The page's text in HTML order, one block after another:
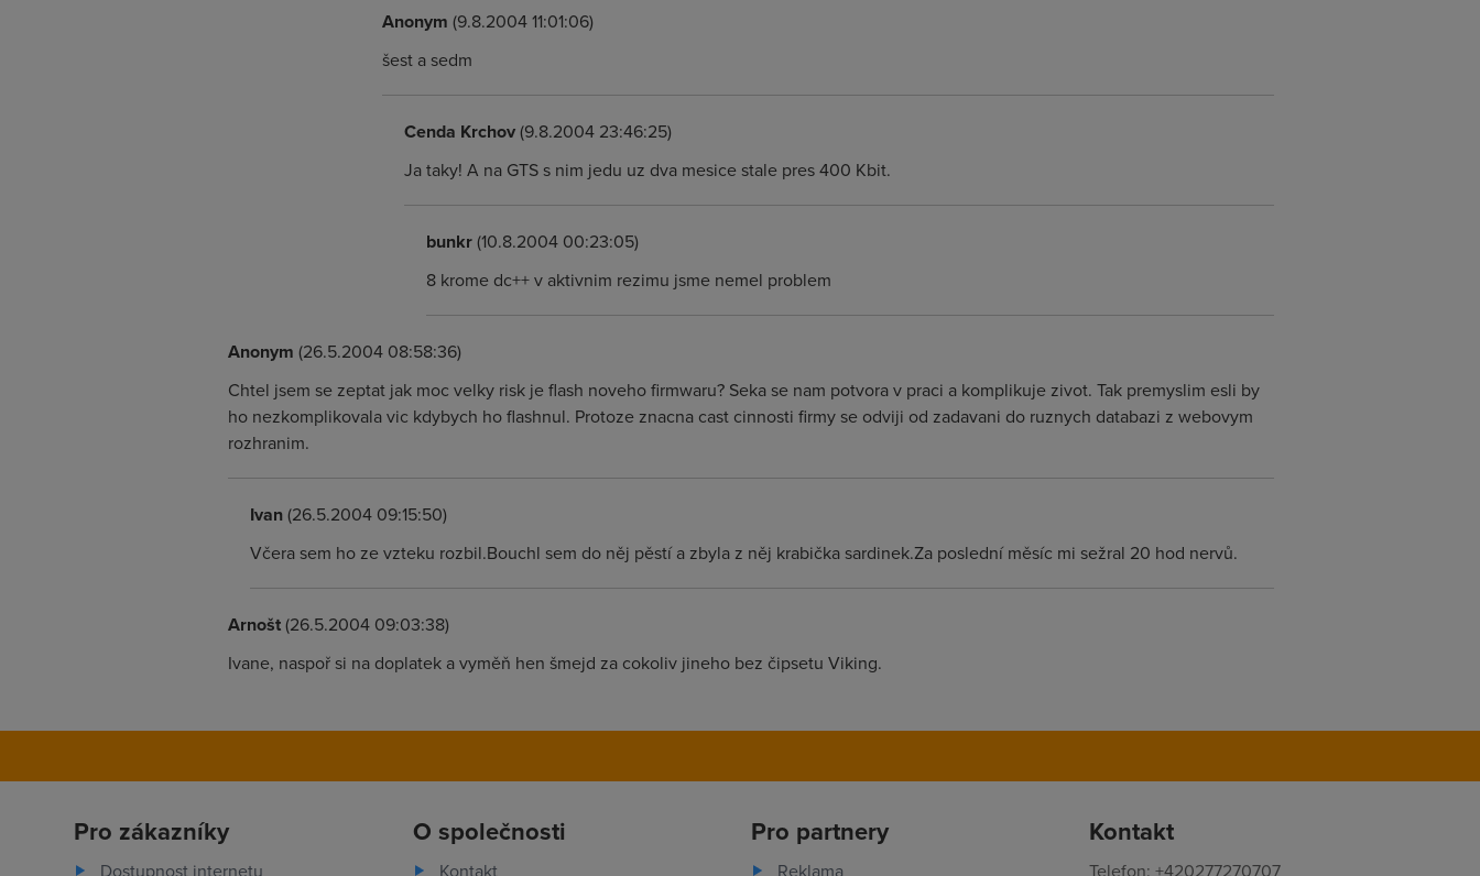
Anonym (9.8.2004 11:01:06)
šest a sedm
Cenda Krchov(9.8.2004 23:46:25)
Ja taky! A na GTS s nim jedu uz dva mesice stale pres 400 Kbit.
bunkr(10.8.2004 00:23:05)
8 krome dc++ v aktivnim rezimu jsme nemel problem
Anonym (26.5.2004 08:58:36)
Chtel jsem se zeptat jak moc velky risk je flash noveho firmwaru? Seka se nam potvora v praci a komplikuje zivot. Tak premyslim esli by
ho nezkomplikovala vic kdybych ho flashnul. Protoze znacna cast cinnosti firmy se odviji od zadavani do ruznych databazi z webovym
rozhranim.
Ivan(26.5.2004 09:15:50)
Včera sem ho ze vzteku rozbil.Bouchl sem do něj pěstí a zbyla z něj krabička sardinek.Za poslední měsíc mi sežral 20 hod nervů.
Arnošt(26.5.2004 09:03:38)
Ivane, naspoř si na doplatek a vyměň hen šmejd za cokoliv jineho bez čipsetu Viking.
Pro zákazníky
Dostupnost internetu
O společnosti
Kontakt
Pro partnery
Reklama
Kontakt
Telefon: +420277270707